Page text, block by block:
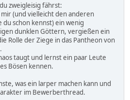
zweigleisig fährst:
mir (und vielleicht den anderen
schon kennst) ein wenig
dunklen Göttern, vergießen ein
Rolle der Ziege in das Pantheon von
taugt und lernst ein paar Leute
Bösen kennen.
was ein larper machen kann und
im Bewerberthread.